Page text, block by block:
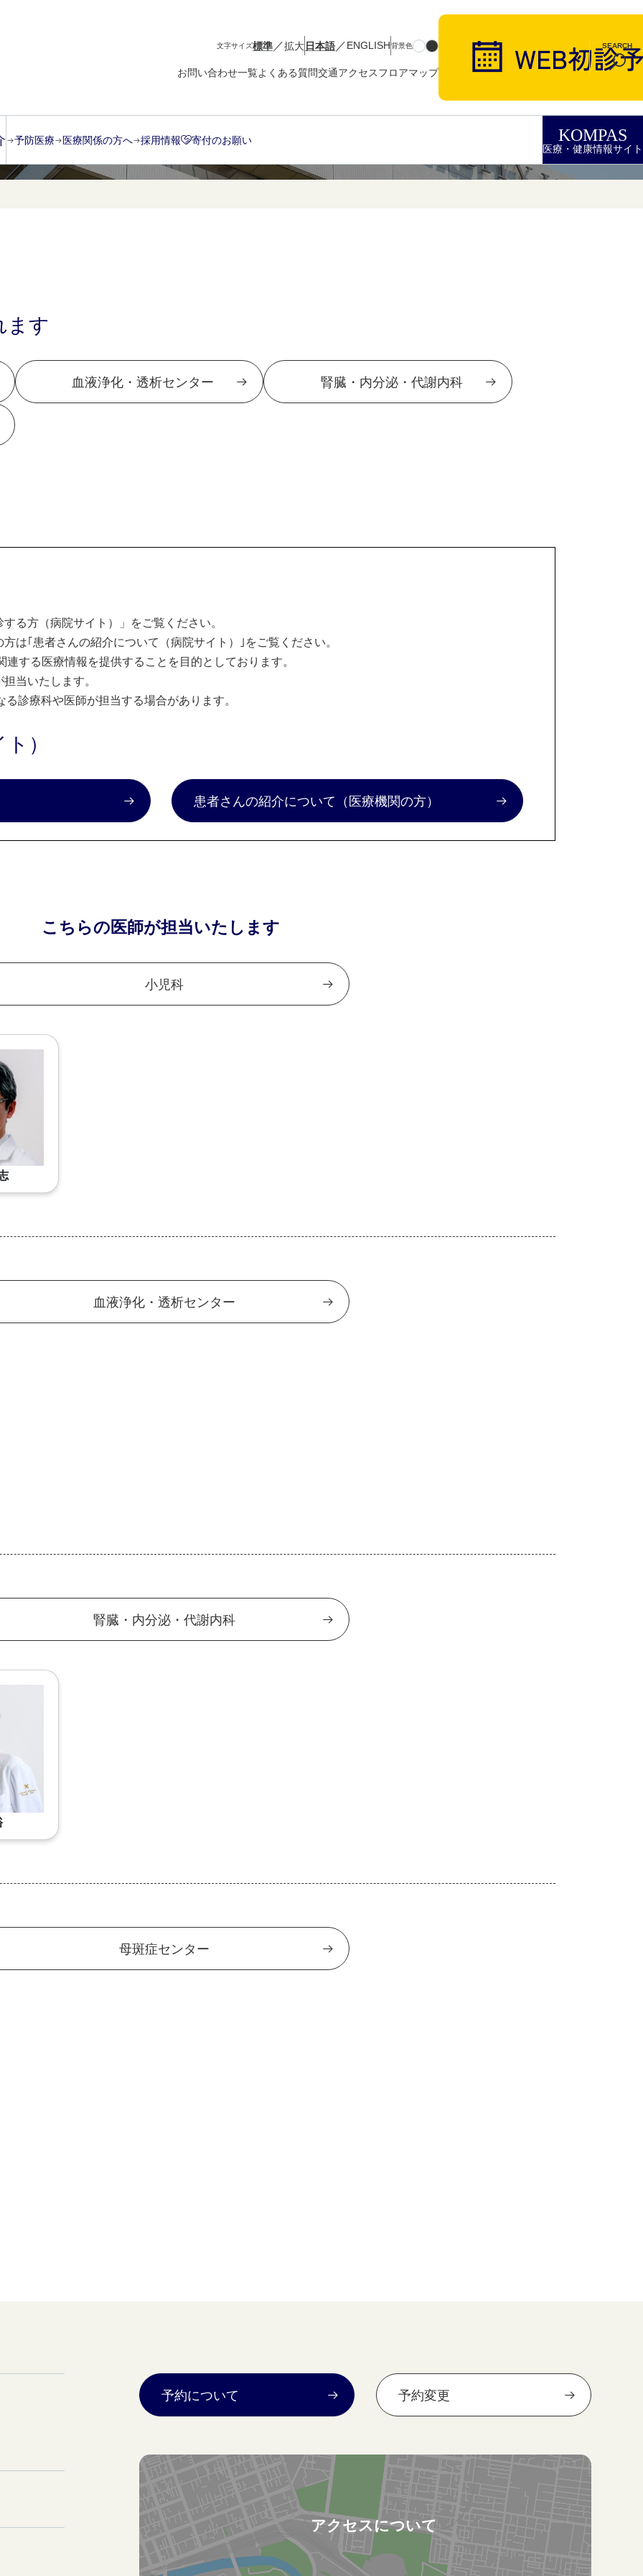
文字サイズ標準／拡大日本語／ENGLISH背景色
お問い合わせ一覧よくある質問交通アクセスフロアマップ
SEARCH
予防医療 医療関係の方へ 採用情報 寄付のお願い KOMPAS
医療・健康情報サイト
ます
血液浄化・透析センター 腎臓・内分泌・代謝内科
る方（病院サイト）」をご覧ください。
は｢患者さんの紹介について（病院サイト）｣をご覧ください。
する医療情報を提供することを目的としております。
当いたします。
診療科や医師が担当する場合があります。
）
患者さんの紹介について （医療機関の方）
こちらの医師が担当いたします
小児科
血液浄化・透析センター
腎臓・内分泌・代謝内科
母斑症センター
予約について 予約変更
アクセスについて